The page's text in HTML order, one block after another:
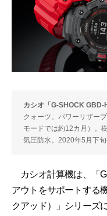
カシオ「G-SHOCK GBD-
クォーツ。パワーリザー
モードでは約12カ月）。
気圧防水。2020年5月下旬
カシオ計算機は、「
アウトをサポートする
クアッド）」シリーズ